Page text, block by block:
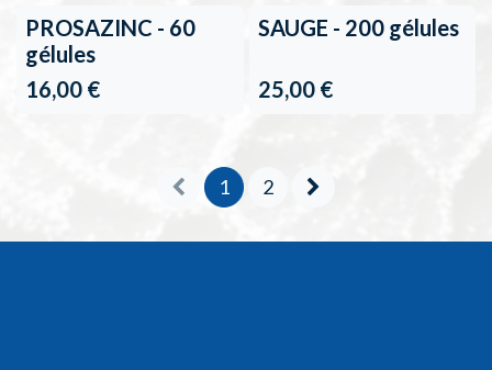
PROSAZINC - 60
gélules
16,00 €
SAUGE - 200 gélules
25,00€
1 2